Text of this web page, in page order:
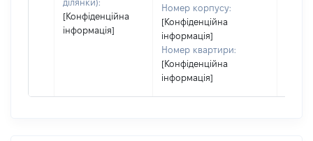
ділянки):
[Конфіденційна
інформація]
Номер корпусу:
[Конфіденційна
інформація]
Номер квартири:
[Конфіденційна
інформація]